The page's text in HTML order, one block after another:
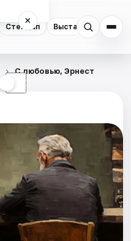
Стендап Выставки
×
☾
С любовью, Эрнест